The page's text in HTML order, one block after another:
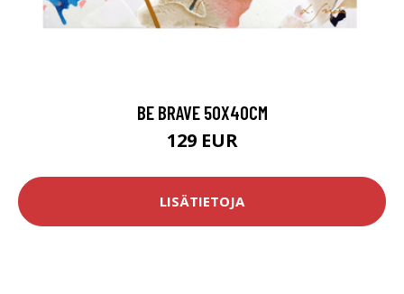
BE BRAVE 50X40CM
129 EUR
LISÄTIETOJA